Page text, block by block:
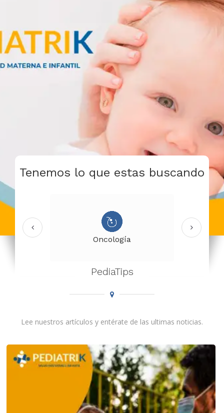
Tenemos lo que estas buscando
Oncología
PediaTips
Lee nuestros artículos y entérate de las ultimas noticias.